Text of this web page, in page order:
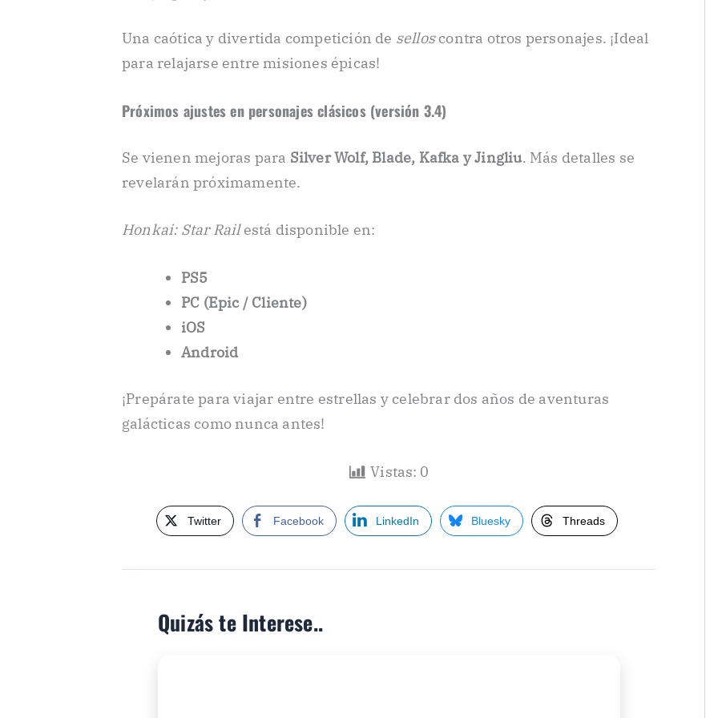
Una caótica y divertida competición de selloscontra otros personajes. ¡Ideal
para relajarse entre misiones épicas!
Próximos ajustes en personajes clásicos (versión 3.4)
Se vienen mejoras para Silver Wolf, Blade, Kafka y Jingliu. Más detalles se
revelarán próximamente.
Honkai: Star Railestá disponible en:
PS5
PC (Epic / Cliente)
iOS
Android
¡Prepárate para viajar entre estrellas y celebrar dos años de aventuras
galácticas como nunca antes!
Vistas: 0
Twitter Facebook LinkedIn Bluesky Threads
Quizás te Interese..